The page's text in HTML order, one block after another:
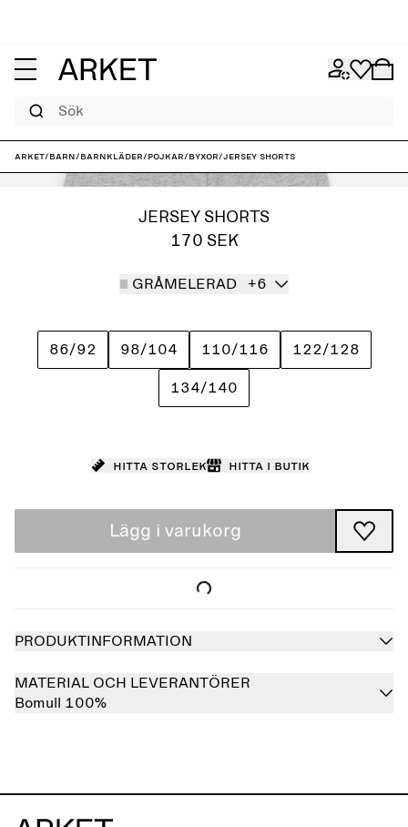
ARKET/Barn/Barnkläder/Pojkar/Byxor/Jersey shorts
JERSEY SHORTS
170 SEK
GRÅMELERAD +6
86/92 98/104 110/116 122/128
134/140
Hitta storlek Hitta i butik
Lägg i varukorg
PRODUKTINFORMATION
MATERIAL OCH LEVERANTÖRER
Bomull 100%